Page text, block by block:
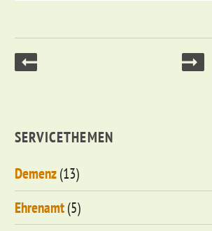
SERVICETHEMEN
Demenz(13)
Ehrenamt(5)